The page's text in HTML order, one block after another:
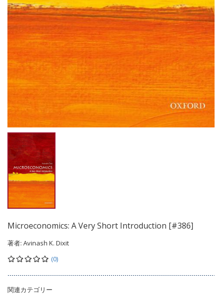
Microeconomics: A Very Short Introduction [#386]
著者: Avinash K. Dixit
(0)
関連カテゴリー